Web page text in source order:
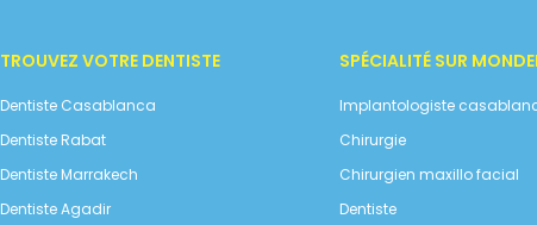
TROUVEZ VOTRE DENTISTE
Dentiste Casablanca
Dentiste Rabat
Dentiste Marrakech
Dentiste Agadir
SPÉCIALITÉ SUR
Implantologiste
Chirurgie
Chirurgien maxillo facial
Dentiste